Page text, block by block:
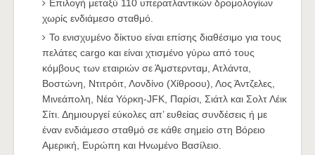
Επιλογή μεταξύ 110 υπερατλαντικών δρομολογίων
χωρίς ενδιάμεσο σταθμό.
Το ενισχυμένο δίκτυο είναι επίσης διαθέσιμο για τους
πελάτες cargo και είναι χτισμένο γύρω από τους
κόμβους των εταιριών σε Άμστερνταμ, Ατλάντα,
Βοστώνη, Ντιτρόιτ, Λονδίνο (Χίθροου), Λος Άντζελες,
Μινεάπολη, Νέα Υόρκη-JFK, Παρίσι, Σιάτλ και Σολτ Λέικ
Σίτι. Δημιουργεί εύκολες απ’ ευθείας συνδέσεις ή με
έναν ενδιάμεσο σταθμό σε κάθε σημείο στη Βόρειο
Αμερική, Ευρώπη και Ηνωμένο Βασίλειο.